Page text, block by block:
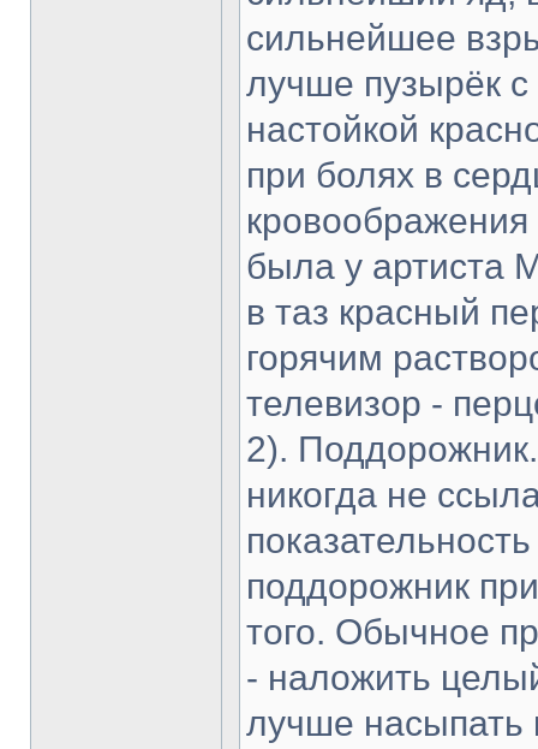
сильнейшее
лучше пузырёк с
настойкой
при болях в
кровоображения
была у артиста
в таз красный
горячим
телевизор -
2).
никогда не
поддорожник
того. Обычное
- наложить
лучше насыпать